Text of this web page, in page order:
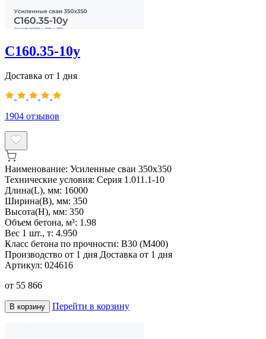
С160.35-10у
Доставка от 1 дня
1904 отзывов
Наименование: Усиленные сваи 350х350
Технические условия: Серия 1.011.1-10
Длина(L), мм: 16000
Ширина(B), мм: 350
Высота(H), мм: 350
Объем бетона, м³: 1.98
Вес 1 шт., т: 4.950
Класс бетона по прочности: В30 (М400)
Производство от 1 дня Доставка от 1 дня
Артикул: 024616
от 55 866
В корзину Перейти в корзину